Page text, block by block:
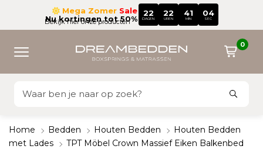
Mega Zomer Sale
Nu kortingen tot 50%
22
DAGEN
22
UREN
41
MIN
02
SEC
Bekijk hier onze producten
0
Home Bedden Houten Bedden
Houten Bedden
met Lades
TPT Möbel Crown Massief Eiken Balkenbed